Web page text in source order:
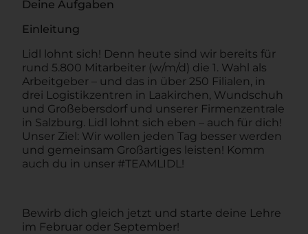
Deine Aufgaben
Einleitung
Lidl lohnt sich! Denn heute sind wir bereits für
rund 5.800 Mitarbeiter (w/m/d) die 1. Wahl als
Arbeitgeber – und das in über 250 Filialen, in
drei Logistikzentren in Laakirchen, Wundschuh
und Großebersdorf und unserer Firmenzentrale
in Salzburg. Lidl lohnt sich eben – auch für dich!
Unser Ziel: Wir wollen jeden Tag besser werden
und gemeinsam Großartiges leisten! Komm
auch du in unser #TEAMLIDL!
Bewirb dich gleich jetzt und starte deine Lehre
im Februar oder September!